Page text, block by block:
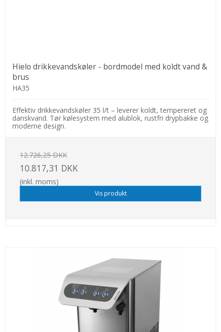
Hielo drikkevandskøler - bordmodel med koldt vand &
brus
HA35
Effektiv drikkevandskøler 35 l/t – leverer koldt, tempereret og
danskvand. Tør kølesystem med alublok, rustfri drypbakke og
moderne design.
12.726,25 DKK
10.817,31 DKK
(inkl. moms)
Vis produkt